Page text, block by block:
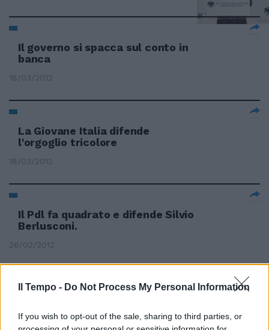
Il Tempo - Do Not Process My Personal Information
If you wish to opt-out of the sale, sharing to third parties, or
Il governo si spacca sul conto in
banca
18/03/2012
La Giovane Italia difende
l'orgoglio tricolore
18/03/2012
Il Pdl fa quadrato e difende Silvio
Berlusconi.
26/02/2012